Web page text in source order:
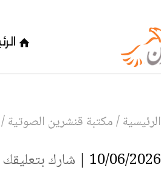
الرئيسية/مكتبة قنشرين الصوتية/
10/06/2026 | شارك بتعليقك